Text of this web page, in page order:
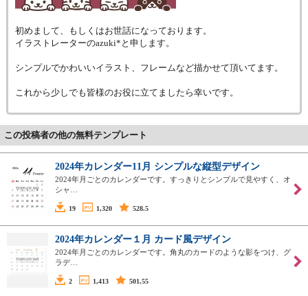
初めまして、もしくはお世話になっております。
イラストレーターのazuki*と申します。
シンプルでかわいいイラスト、フレームなど描かせて頂いてます。
これから少しでも皆様のお役に立てましたら幸いです。
この投稿者の他の無料テンプレート
2024年カレンダー11月 シンプルな縦型デザイン
2024年月ごとのカレンダーです。すっきりとシンプルで見やすく、オ
シャ…
19 1,320 528.5
2024年カレンダー１月 カード風デザイン
2024年月ごとのカレンダーです。角丸のカードのような影をつけ、グ
ラデ…
2 1,413 501.55